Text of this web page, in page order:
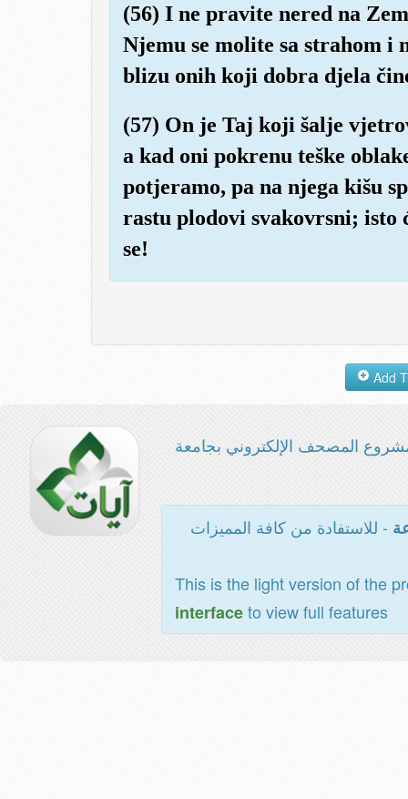
(56) I ne pravite nered na
Njemu se molite sa strahom i
blizu onih koji dobra djela
(57) On je Taj koji šalje
a kad oni pokrenu teške
potjeramo, pa na njega kišu
rastu plodovi svakovrsni;
se!
المصحف الإلكتروني بجامعة
- للاستفادة من كافة المميزات
This is the light version of the
interfaceto view full features